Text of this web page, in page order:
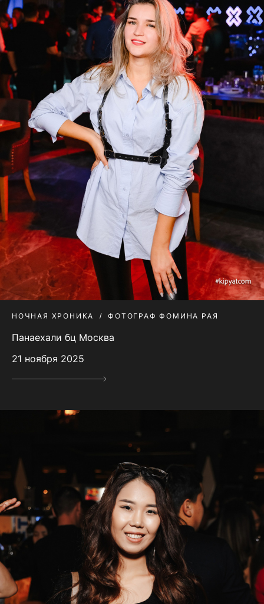
НОЧНАЯ ХРОНИКА ФОТОГРАФ ФОМИНА РАЯ
Панаехали бц Москва
21 ноября 2025